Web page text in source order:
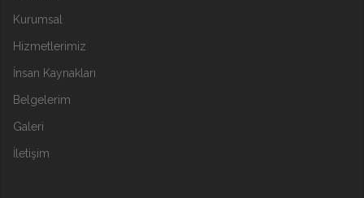
Kurumsal
Hizmetlerimiz
İnsan Kaynakları
Belgelerim
Galeri
İletişim